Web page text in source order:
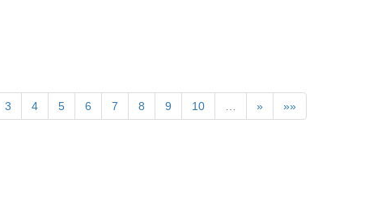
3 4 5 6 7 8 9 10 … » »»